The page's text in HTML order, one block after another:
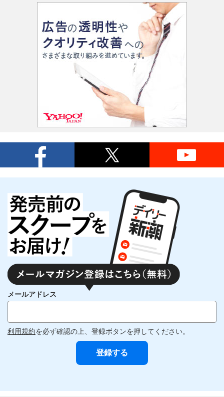
メールアドレス
利用規約を必ず確認の上、登録ボタンを押してください。